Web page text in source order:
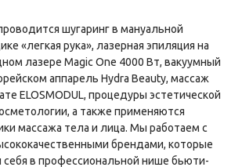
шугаринг в мануальной
«легкая рука», лазерная эпиляция на
лазере Magic One 4000 Вт, вакуумный
аппарель Hydra Beauty, массаж
ELOSMODUL, процедуры эстетической
а также применяются
массажа тела и лица. Мы работаем с
брендами, которые
в профессиональной нише бьюти-